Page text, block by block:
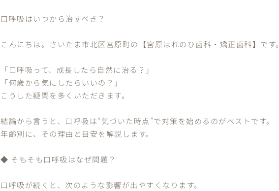
口呼吸はいつから治すべき？
こんにちは。さいたま市北区宮原町の【宮原はれのひ歯科・矯正歯科】です。
「口呼吸って、成長したら自然に治る？」
「何歳から気にしたらいいの？」
こうした疑問を多くいただきます。
結論から言うと、口呼吸は“気づいた時点”で対策を始めるのがベストです。
年齢別に、その理由と目安を解説します。
◆ そもそも口呼吸はなぜ問題？
口呼吸が続くと、次のような影響が出やすくなります。